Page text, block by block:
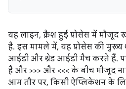
यह लाइन, क्रैश हुई प्रोसेस में मौजूद
है. इस मामले में, यह प्रोसेस की मुख्य
आईडी और थ्रेड आईडी मैच करते हैं.
है और >>> और <<< के बीच मौजूद
आम तौर पर, किसी ऐप्लिकेशन के